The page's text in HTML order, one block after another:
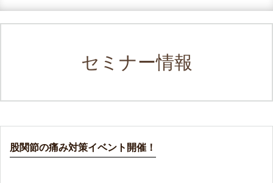
セミナー情報
股関節の痛み対策イベント開催！